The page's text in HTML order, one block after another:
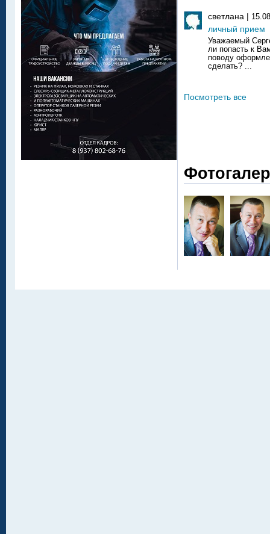
светлана |
личный прием
Уважаемый
ли попасть к
поводу
сделать? ...
Посмотреть все